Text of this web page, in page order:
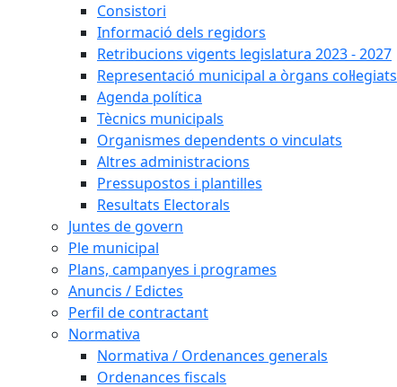
Consistori
Informació dels regidors
Retribucions vigents legislatura 2023 - 2027
Representació municipal a òrgans col·legiats
Agenda política
Tècnics municipals
Organismes dependents o vinculats
Altres administracions
Pressupostos i plantilles
Resultats Electorals
Juntes de govern
Ple municipal
Plans, campanyes i programes
Anuncis / Edictes
Perfil de contractant
Normativa
Normativa / Ordenances generals
Ordenances fiscals